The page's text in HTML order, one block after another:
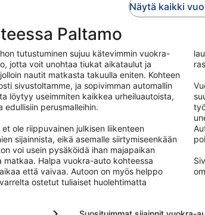
Näytä kaikki
Paltamo
tutustuminen sujuu kätevimmin vuokra-
jotta voit unohtaa tiukat aikataulut ja
nautit matkasta takuulla eniten. Kohteen
sivustoltamme, ja sopivimman automallin
löytyy useimmiten kaikkea urheiluautoista,
perusmalleihin.
ole riippuvainen julkisen liikenteen
sijainnista, eikä asemalle siirtymiseenkään
voi usein pysäköidä ihan majapaikan
matkaa. Halpa vuokra-auto kohteessa
että vaivaa. Autoon on myös helppo
ostetut tuliaiset huolehtimatta